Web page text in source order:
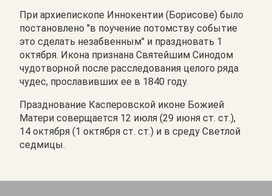
При архиепископе Иннокентии (Борисове) было
постановлено "в поучение потомству событие
это сделать незабвенным" и праздновать 1
октября. Икона признана Святейшим Синодом
чудотворной после расследования целого ряда
чудес, прославивших ее в 1840 году.
Празднование Касперовской иконе Божией
Матери соверщается 12 июля (29 июня ст. ст.),
14 октября (1 октября ст. ст.) и в среду Светлой
седмицы.